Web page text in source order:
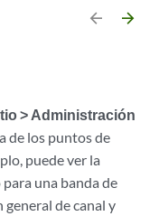
arrow_backward arrow_forward
> Administración
de los puntos de
puede ver la
una banda de
de canal y